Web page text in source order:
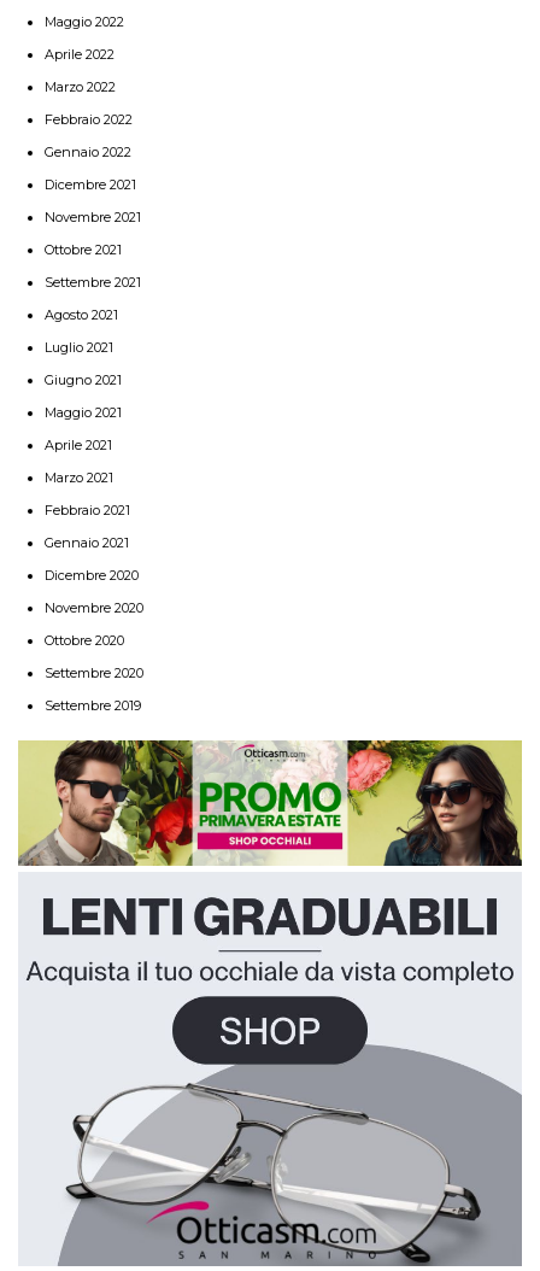
Maggio 2022
Aprile 2022
Marzo 2022
Febbraio 2022
Gennaio 2022
Dicembre 2021
Novembre 2021
Ottobre 2021
Settembre 2021
Agosto 2021
Luglio 2021
Giugno 2021
Maggio 2021
Aprile 2021
Marzo 2021
Febbraio 2021
Gennaio 2021
Dicembre 2020
Novembre 2020
Ottobre 2020
Settembre 2020
Settembre 2019